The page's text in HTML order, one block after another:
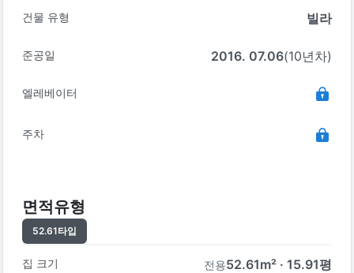
건물 유형 빌라
준공일 2016. 07.06(10년차)
엘레베이터
주차
면적유형
52.61타입
집 크기 전용52.61m² · 15.91평